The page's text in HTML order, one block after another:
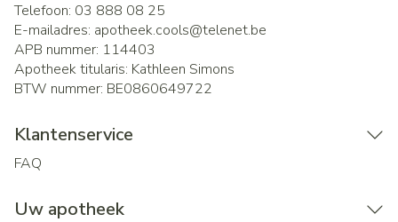
Telefoon: 03 888 08 25
E-mailadres: apotheek.cools@telenet.be
APB nummer: 114403
Apotheek titularis: Kathleen Simons
BTW nummer: BE0860649722
Klantenservice
FAQ
Uw apotheek